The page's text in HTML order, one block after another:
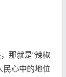
那就是“辣椒
民心中的地位